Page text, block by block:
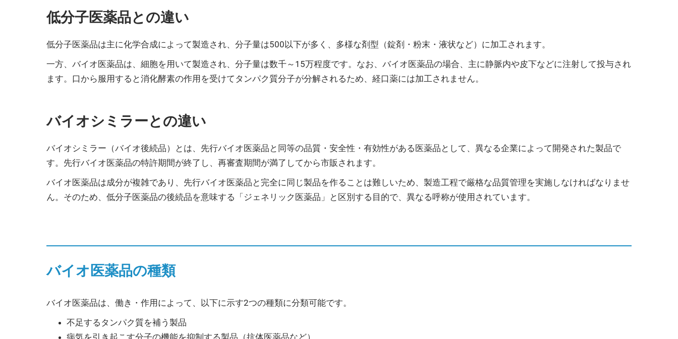
低分子医薬品との違い
低分子医薬品は主に化学合成によって製造され、分子量は500以下が多く、多様な剤型（錠剤・粉末・液状など）に加工されます。
一方、バイオ医薬品は、細胞を用いて製造され、分子量は数千～15万程度です。なお、バイオ医薬品の場合、主に静脈内や皮下などに注射して投与され
ます。口から服用すると消化酵素の作用を受けてタンパク質分子が分解されるため、経口薬には加工されません。
バイオシミラーとの違い
バイオシミラー（バイオ後続品）とは、先行バイオ医薬品と同等の品質・安全性・有効性がある医薬品として、異なる企業によって開発された製品で
す。先行バイオ医薬品の特許期間が終了し、再審査期間が満了してから市販されます。
バイオ医薬品は成分が複雑であり、先行バイオ医薬品と完全に同じ製品を作ることは難しいため、製造工程で厳格な品質管理を実施しなければなりませ
ん。そのため、低分子医薬品の後続品を意味する「ジェネリック医薬品」と区別する目的で、異なる呼称が使用されています。
バイオ医薬品の種類
バイオ医薬品は、働き・作用によって、以下に示す2つの種類に分類可能です。
不足するタンパク質を補う製品